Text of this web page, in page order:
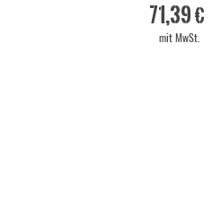
71,39 €
mit MwSt.